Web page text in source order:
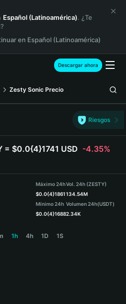
Español (Latinoamérica). ¿Te
?
en Español (Latinoamérica)
Descargar ahora
Zesty Sonic Precio
Riesgos
= $0.0{4}1741 USD -4.35%
Máximo 24h
$0.0{4}1861
Mínimo 24h
$0.0{4}1688
Vol. 24h (ZESTY)
134.54M
Volumen 24h(USDT)
2.34K
1h 4h 1D 1S